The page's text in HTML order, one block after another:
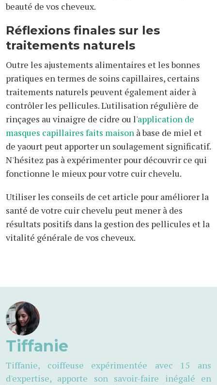
beauté de vos cheveux.
Réflexions finales sur les
traitements naturels
Outre les ajustements alimentaires et les bonnes
pratiques en termes de soins capillaires, certains
traitements naturels peuvent également aider à
contrôler les pellicules. L'utilisation régulière de
rinçages au vinaigre de cidre ou l'application de
masques capillaires faits maison à base de miel et
de yaourt peut apporter un soulagement significatif.
N'hésitez pas à expérimenter pour découvrir ce qui
fonctionne le mieux pour votre cuir chevelu.
Utiliser les conseils de cet article pour améliorer la
santé de votre cuir chevelu peut mener à des
résultats positifs dans la gestion des pellicules et la
vitalité générale de vos cheveux.
Tiffanie
Tiffanie, coiffeuse expérimentée avec 15 ans
d'expertise, apporte son savoir-faire inégalé en